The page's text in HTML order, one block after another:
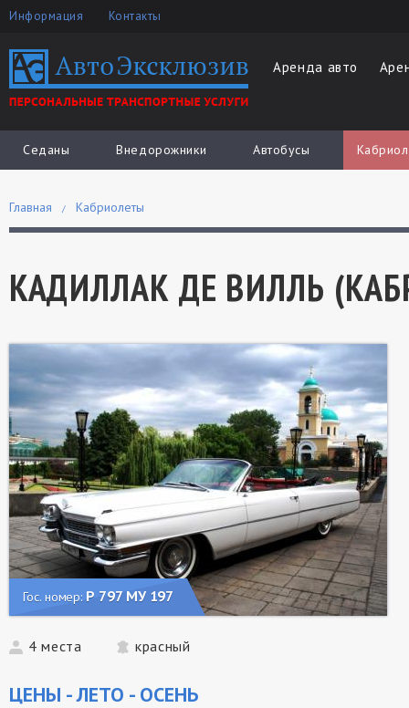
Информация Контакты
Аренда авто
Седаны Внедорожники Автобусы
Главная Кабриолеты
КАДИЛЛАК ДЕ ВИЛЛЬ
Гос. номер: Р 797 МУ 197
4 места красный
ЦЕНЫ - ЛЕТО - ОСЕНЬ